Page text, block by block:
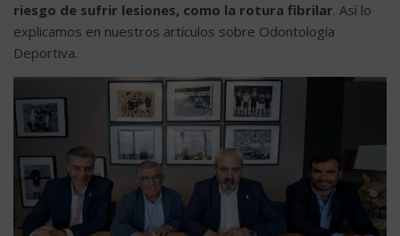
riesgo de sufrir lesiones, como la rotura fibrilar. Así lo
explicamos en nuestros artículos sobre Odontología
Deportiva.